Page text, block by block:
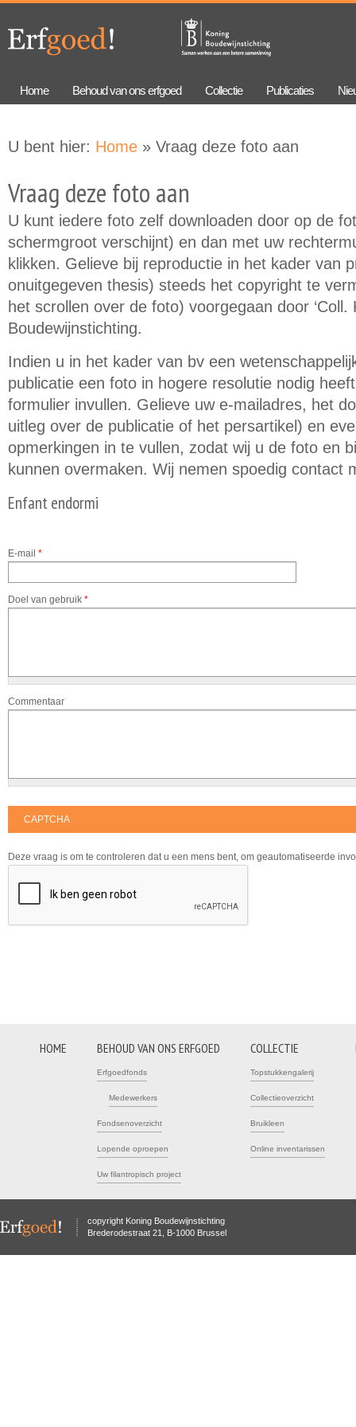
gaan
navigation
Home Behoud van ons erfgoed Collectie Publicaties
U bent hier: Home » Vraag deze foto aan
Vraag deze foto aan
U kunt iedere foto zelf downloaden door op de
schermgroot verschijnt) en dan met uw
klikken. Gelieve bij reproductie in het kader van
onuitgegeven thesis) steeds het copyright te
het scrollen over de foto) voorgegaan door ‘Coll.
Boudewijnstichting.
Indien u in het kader van bv een
publicatie een foto in hogere resolutie nodig
formulier invullen. Gelieve uw e-mailadres, het
uitleg over de publicatie of het persartikel) en
opmerkingen in te vullen, zodat wij u de foto en
kunnen overmaken. Wij nemen spoedig contact
Enfant endormi
E-mail *
Doel van gebruik *
Commentaar
CAPTCHA
Deze vraag is om te controleren dat u een mens bent, om geautomatiseerde
HOME BEHOUD VAN ONS ERFGOED
Erfgoedfonds
Medewerkers
Fondsenoverzicht
Lopende oproepen
Uw filantropisch project
COLLECTIE
Topstukkengalerij
Collectieoverzicht
Bruikleen
Online inventarissen
copyright Koning Boudewijnstichting
Brederodestraat 21, B-1000 Brussel